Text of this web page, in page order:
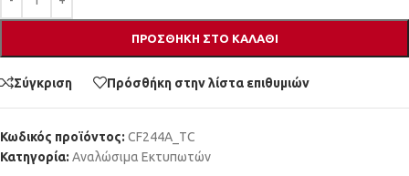
ΠΡΟΣΘΉΚΗ ΣΤΟ ΚΑΛΆΘΙ
Σύγκριση Πρόσθήκη στην λίστα επιθυμιών
Κωδικός προϊόντος: CF244A_TC
Κατηγορία: Αναλώσιμα Εκτυπωτών